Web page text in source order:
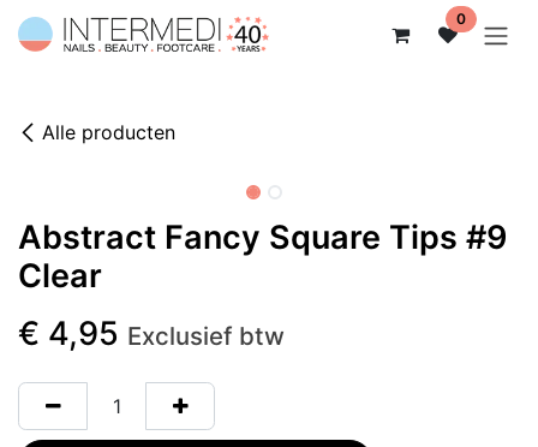
Overslaan naar inhoud 0
Alle producten
Abstract Fancy Square Tips #9
Clear
€ 4,95 Exclusief btw